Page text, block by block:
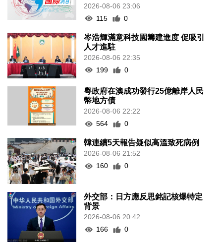
2026-08-06 23:06
115
0
岑浩輝滿意科技園籌建進度 促吸引
人才進駐
2026-08-06 22:35
199
0
粵政府在澳成功發行25億離岸人民
幣地方債
2026-08-06 22:22
564
0
韓連續5天報告疑似高溫致死病例
2026-08-06 21:52
160
0
外交部：日方應反思銘記核爆特定
背景
2026-08-06 20:42
166
0